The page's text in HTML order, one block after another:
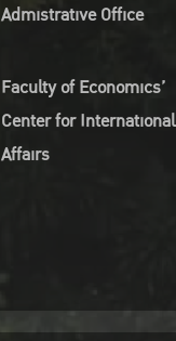
Admistrative Office
Faculty of Economics’
Center for International
Affairs